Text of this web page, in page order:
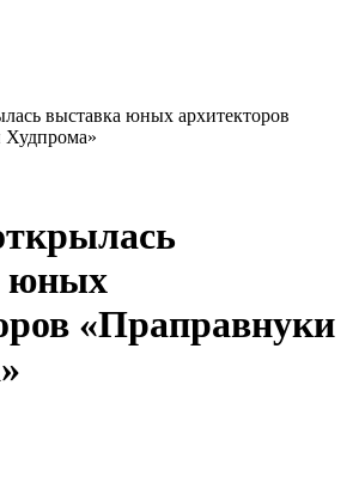
выставка юных архитекторов
Худпрома»
юных
«Праправнуки